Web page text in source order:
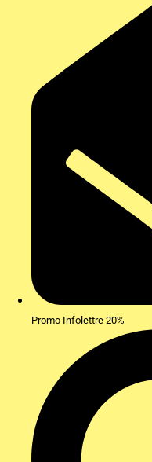
Promo Infolettre 20%